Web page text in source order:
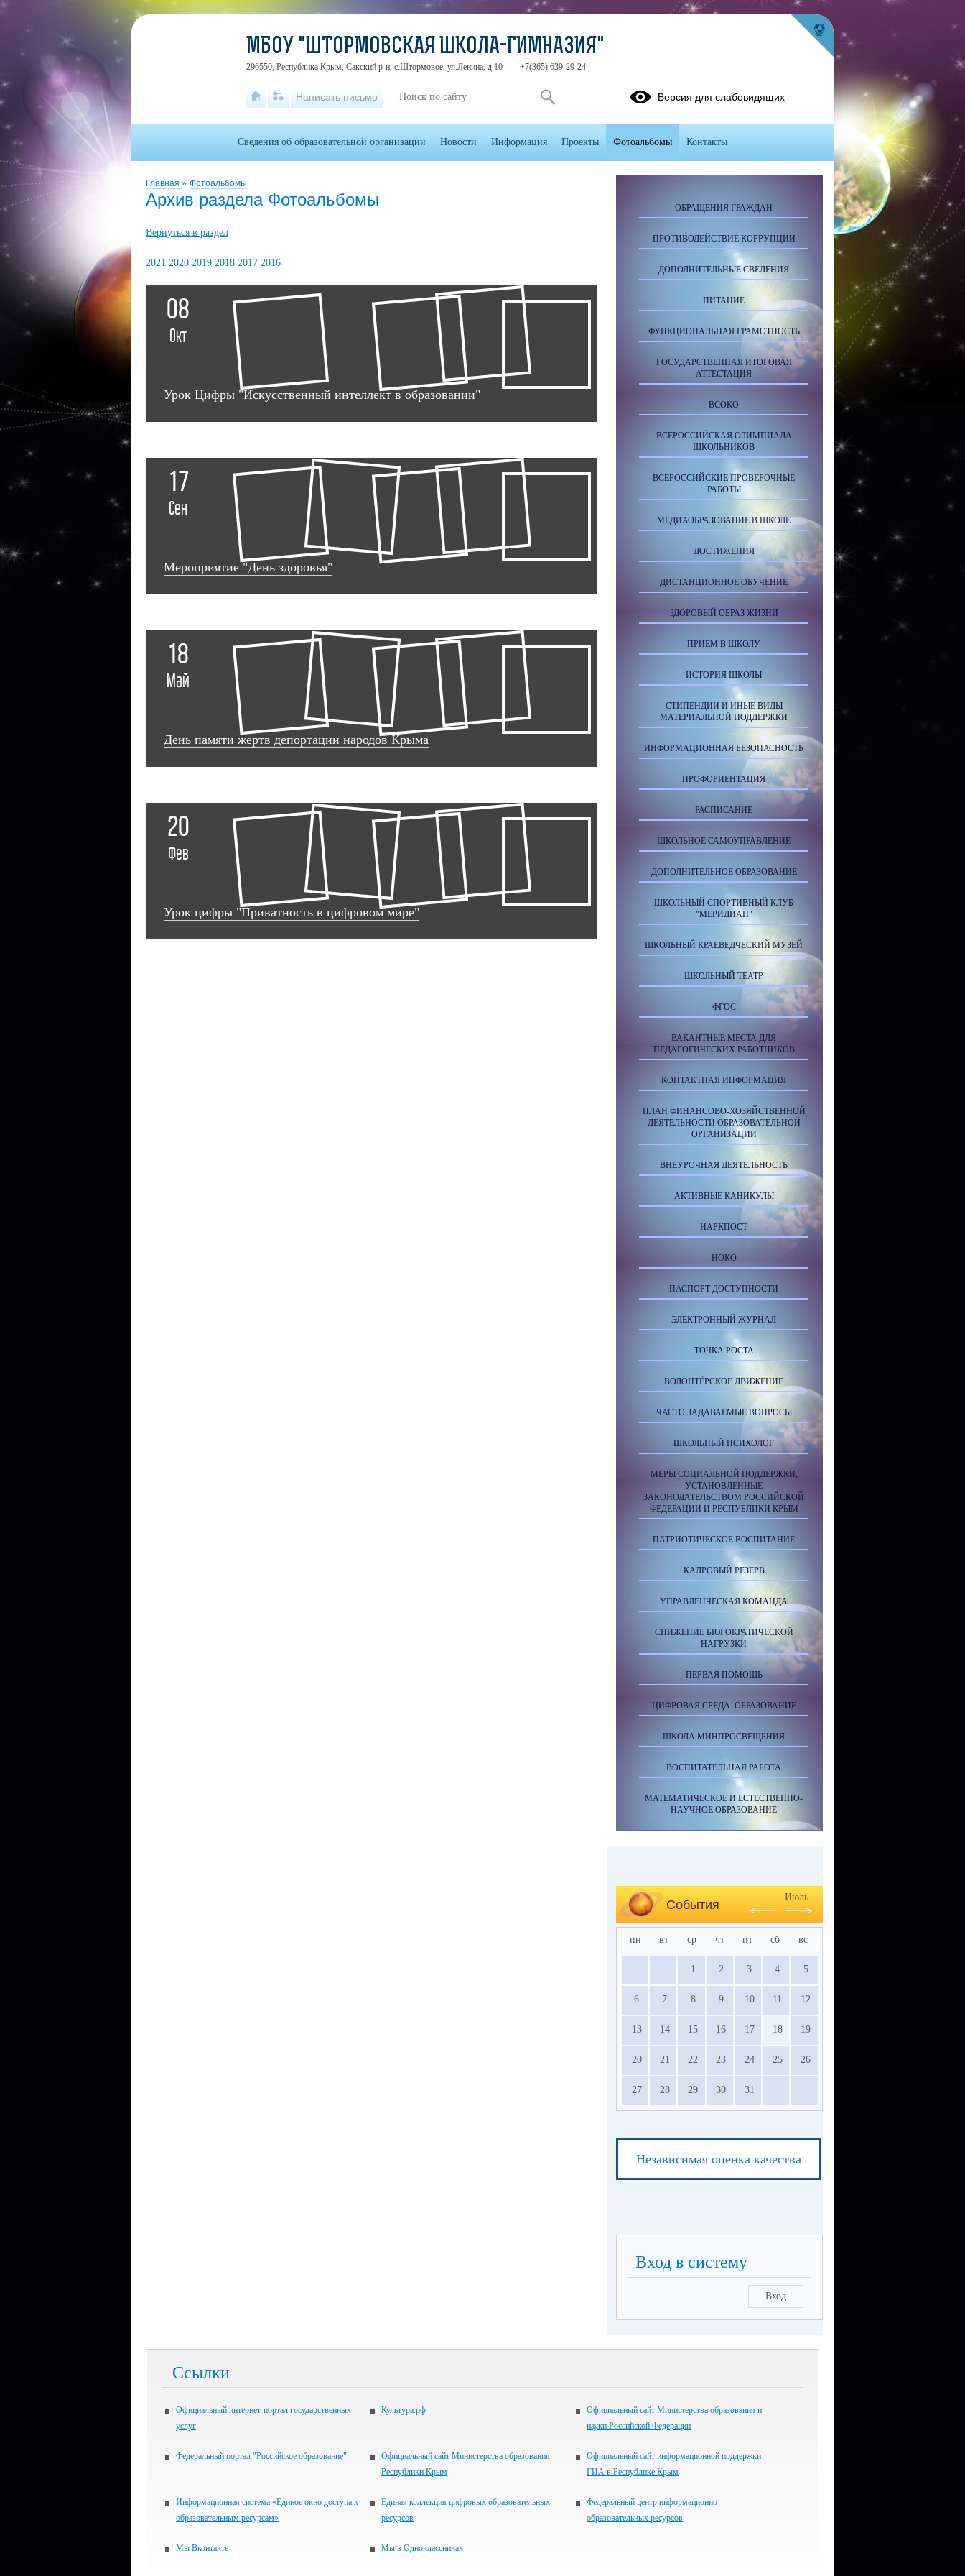
Главная » Фотоальбомы
Архив раздела Фотоальбомы
Вернуться в раздел
2021 2020 2019 2018 2017 2016
08
Окт
Урок Цифры "Искусственный интеллект в образовании"
17
Сен
Мероприятие "День здоровья"
18
Май
День памяти жертв депортации народов Крыма
20
Фев
Урок цифры "Приватность в цифровом мире"
ОБРАЩЕНИЯ ГРАЖДАН
ПРОТИВОДЕЙСТВИЕ КОРРУПЦИИ
ДОПОЛНИТЕЛЬНЫЕ СВЕДЕНИЯ
ПИТАНИЕ
ФУНКЦИОНАЛЬНАЯ ГРАМОТНОСТЬ
ГОСУДАРСТВЕННАЯ ИТОГОВАЯ
АТТЕСТАЦИЯ
ВСОКО
ВСЕРОССИЙСКАЯ ОЛИМПИАДА
ШКОЛЬНИКОВ
ВСЕРОССИЙСКИЕ ПРОВЕРОЧНЫЕ
РАБОТЫ
МЕДИАОБРАЗОВАНИЕ В ШКОЛЕ
ДОСТИЖЕНИЯ
ДИСТАНЦИОННОЕ ОБУЧЕНИЕ
ЗДОРОВЫЙ ОБРАЗ ЖИЗНИ
ПРИЕМ В ШКОЛУ
ИСТОРИЯ ШКОЛЫ
СТИПЕНДИИ И ИНЫЕ ВИДЫ
МАТЕРИАЛЬНОЙ ПОДДЕРЖКИ
ИНФОРМАЦИОННАЯ БЕЗОПАСНОСТЬ
ПРОФОРИЕНТАЦИЯ
РАСПИСАНИЕ
ШКОЛЬНОЕ САМОУПРАВЛЕНИЕ
ДОПОЛНИТЕЛЬНОЕ ОБРАЗОВАНИЕ
ШКОЛЬНЫЙ СПОРТИВНЫЙ КЛУБ
"МЕРИДИАН"
ШКОЛЬНЫЙ КРАЕВЕДЧЕСКИЙ МУЗЕЙ
ШКОЛЬНЫЙ ТЕАТР
ФГОС
ВАКАНТНЫЕ МЕСТА ДЛЯ
ПЕДАГОГИЧЕСКИХ РАБОТНИКОВ
КОНТАКТНАЯ ИНФОРМАЦИЯ
ПЛАН ФИНАНСОВО-ХОЗЯЙСТВЕННОЙ
ДЕЯТЕЛЬНОСТИ ОБРАЗОВАТЕЛЬНОЙ
ОРГАНИЗАЦИИ
ВНЕУРОЧНАЯ ДЕЯТЕЛЬНОСТЬ
АКТИВНЫЕ КАНИКУЛЫ
НАРКПОСТ
НОКО
ПАСПОРТ ДОСТУПНОСТИ
ЭЛЕКТРОННЫЙ ЖУРНАЛ
ТОЧКА РОСТА
ВОЛОНТЁРСКОЕ ДВИЖЕНИЕ
ЧАСТО ЗАДАВАЕМЫЕ ВОПРОСЫ
ШКОЛЬНЫЙ ПСИХОЛОГ
МЕРЫ СОЦИАЛЬНОЙ ПОДДЕРЖКИ,
УСТАНОВЛЕННЫЕ
ЗАКОНОДАТЕЛЬСТВОМ РОССИЙСКОЙ
ФЕДЕРАЦИИ И РЕСПУБЛИКИ КРЫМ
ПАТРИОТИЧЕСКОЕ ВОСПИТАНИЕ
КАДРОВЫЙ РЕЗЕРВ
УПРАВЛЕНЧЕСКАЯ КОМАНДА
СНИЖЕНИЕ БЮРОКРАТИЧЕСКОЙ
НАГРУЗКИ
ПЕРВАЯ ПОМОЩЬ
ЦИФРОВАЯ СРЕДА. ОБРАЗОВАНИЕ
ШКОЛА МИНПРОСВЕЩЕНИЯ
ВОСПИТАТЕЛЬНАЯ РАБОТА
МАТЕМАТИЧЕСКОЕ И ЕСТЕСТВЕННО-
НАУЧНОЕ ОБРАЗОВАНИЕ
События
Июль
пн вт ср чт пт сб вс
1 2 3 4 5
6 7 8 9 10 11 12
13 14 15 16 17 18 19
20 21 22 23 24 25 26
27 28 29 30 31
Независимая оценка качества
Вход в систему
Вход
Ссылки
Официальный интернет-портал государственных
услуг
Культура.рф
Официальный сайт Министерства образования и
науки Российской Федерации
Федеральный портал "Российское образование"
Официальный сайт Министерства образования
Республики Крым
Официальный сайт информационной поддержки
ГИА в Республике Крым
Информационная система «Единое окно доступа к
образовательным ресурсам»
Единая коллекция цифровых образовательных
ресурсов
Федеральный центр информационно-
образовательных ресурсов
Мы Вконтакте Мы в Одноклассниках
МБОУ "ШТОРМОВСКАЯ ШКОЛА-ГИМНАЗИЯ"
296550, Республика Крым, Сакский р-н, с.Штормовое, ул.Ленина, д.10 +7(365) 639-29-24
Написать письмо Версия для слабовидящих
Сведения об образовательной организации Новости Информация Проекты Фотоальбомы Контакты